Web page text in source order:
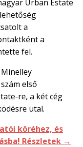
Urban Estate
a
a
fel.
első
re, a két cég
utal.
köréhez, és
Részletek →